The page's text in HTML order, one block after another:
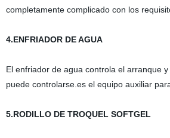
completamente complicado con los
4.ENFRIADOR DE AGUA
El enfriador de agua controla el arranque
puede controlarse.es el equipo auxiliar
5.RODILLO DE TROQUEL SOFTGEL